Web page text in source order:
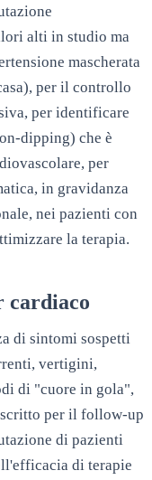
alti in studio ma
mascherata
per il controllo
per identificare
dipping) che è
per
in gravidanza
nei pazienti con
la terapia.
cardiaco
di sintomi sospetti
vertigini,
di "cuore in gola",
per il follow-up
di pazienti
di terapie